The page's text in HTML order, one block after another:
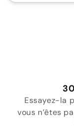
Essayez-la
vous n’êtes